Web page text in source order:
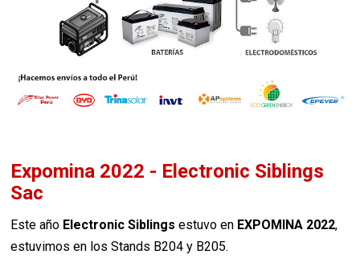
Expomina 2022 - Electronic Siblings
Sac
Este año Electronic Siblings estuvo en EXPOMINA 2022,
estuvimos en los Stands B204 y B205.